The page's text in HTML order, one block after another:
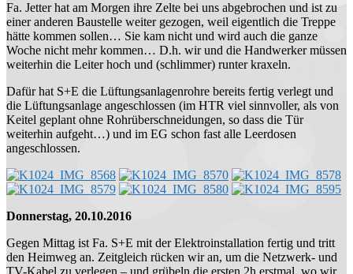
Fa. Jetter hat am Morgen ihre Zelte bei uns abgebrochen und ist zu
einer anderen Baustelle weiter gezogen, weil eigentlich die Treppe
hätte kommen sollen… Sie kam nicht und wird auch die ganze
Woche nicht mehr kommen… D.h. wir und die Handwerker müssen
weiterhin die Leiter hoch und (schlimmer) runter kraxeln.
Dafür hat S+E die Lüftungsanlagenrohre bereits fertig verlegt und
die Lüftungsanlage angeschlossen (im HTR viel sinnvoller, als von
Keitel geplant ohne Rohrüberschneidungen, so dass die Tür
weiterhin aufgeht…) und im EG schon fast alle Leerdosen
angeschlossen.
Donnerstag, 20.10.2016
Gegen Mittag ist Fa. S+E mit der Elektroinstallation fertig und tritt
den Heimweg an. Zeitgleich rücken wir an, um die Netzwerk- und
TV-Kabel zu verlegen – und grübeln die ersten 2h erstmal, wo wir